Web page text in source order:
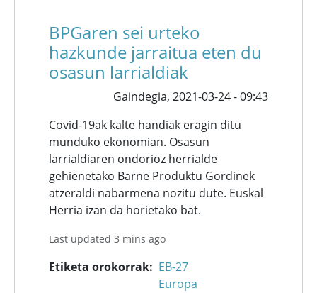
BPGaren sei urteko
hazkunde jarraitua eten du
osasun larrialdiak
Gaindegia, 2021-03-24 - 09:43
Covid-19ak kalte handiak eragin ditu
munduko ekonomian. Osasun
larrialdiaren ondorioz herrialde
gehienetako Barne Produktu Gordinek
atzeraldi nabarmena nozitu dute. Euskal
Herria izan da horietako bat.
Last updated 3 mins ago
Etiketa orokorrak
EB-27
Europa